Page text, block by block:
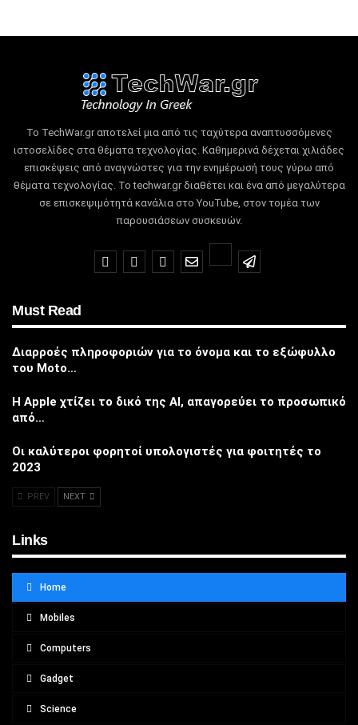
Το TechWar.gr αποτελεί μια από τις ταχύτερα αναπτυσσόμενες
ιστοσελίδες στα θέματα τεχνολογίας. Καθημερινά δέχεται χιλιάδες
επισκέψεις από αναγνώστες για την ενημέρωσή τους γύρω από
θέματα τεχνολογίας. Το techwar.gr διαθέτει και ένα από μεγαλύτερα
σε επισκεψιμότητά κανάλια στο YouTube, στον τομέα των
παρουσιάσεων συσκευών.
Must Read
Διαρροές πληροφοριών για το όνομα και το εξώφυλλο
του Moto…
Η Apple χτίζει το δικό της AI, απαγορεύει το προσωπικό
από…
Οι καλύτεροι φορητοί υπολογιστές για φοιτητές το
2023
PREV NEXT
Links
Home
Mobiles
Computers
Gadget
Science